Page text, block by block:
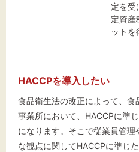
定を受
定資産
ットを
HACCPを導入したい
食品衛生法の改正によって、
事業所において、HACCPに準
になります。そこで従業員管
な観点に関してHACCPに準じ